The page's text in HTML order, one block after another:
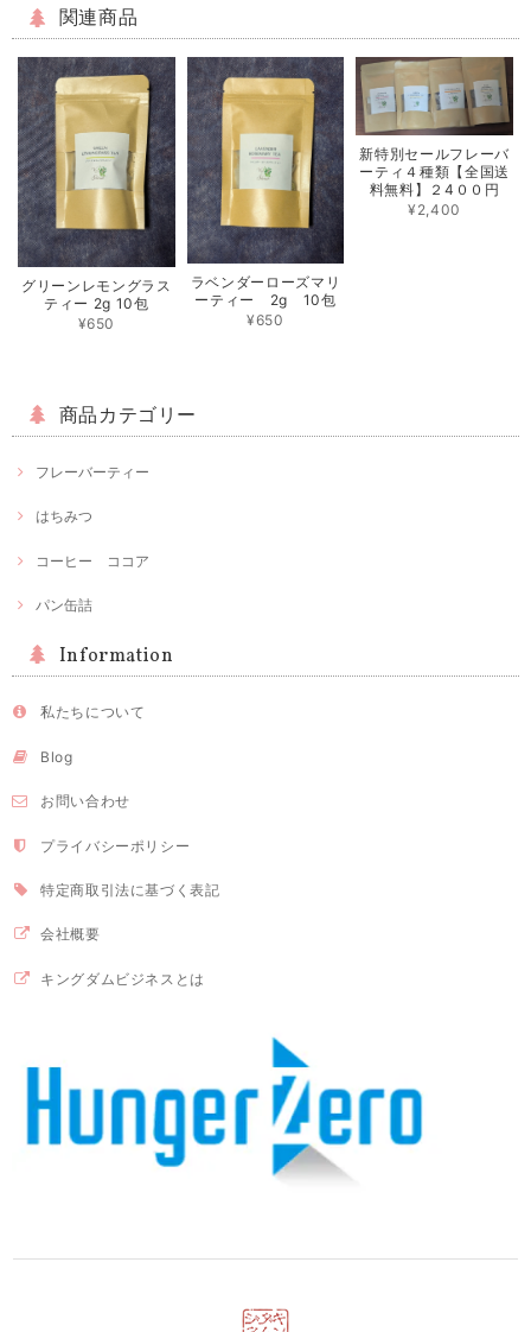
関連商品
グリーンレモングラス
ティー 2g 10包
¥650
ラベンダーローズマリ
ーティー 2g 10包
¥650
新特別セールフレーバ
ーティ４種類【全国送
料無料】２4００円
¥2,400
商品カテゴリー
フレーバーティー
はちみつ
コーヒー ココア
パン缶詰
Information
私たちについて
Blog
お問い合わせ
プライバシーポリシー
特定商取引法に基づく表記
会社概要
キングダムビジネスとは